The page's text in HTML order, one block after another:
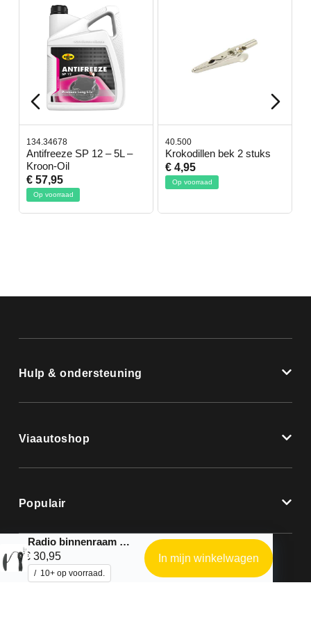
134.34678
Antifreeze SP 12 – 5L –
Kroon-Oil
€ 57,95
Op voorraad
40.500
Krokodillen bek 2 stuks
€ 4,95
Op voorraad
Hulp & ondersteuning
Viaautoshop
Populair
Radio binnenraam antenne
€ 30,95
10+ op voorraad.
In mijn winkelwagen